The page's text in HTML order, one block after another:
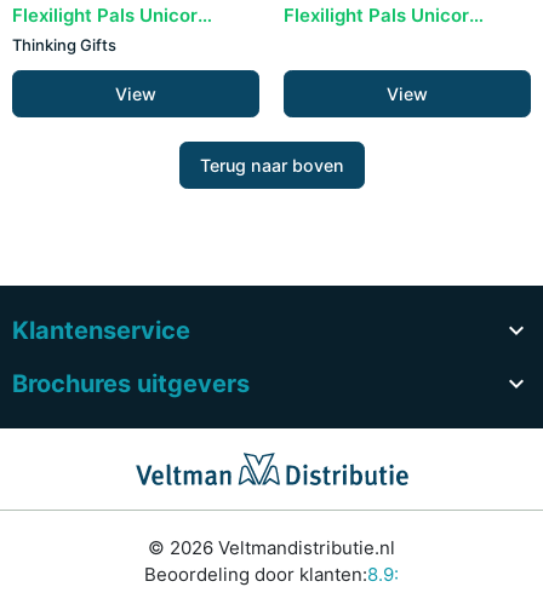
Flexilight Pals Unicorn - Yellow
Thinking Gifts
View
Flexilight Pals Unicorn - display 12 stuks (leeg)
View
Terug naar boven
Klantenservice

Brochures uitgevers

© 2026 Veltmandistributie.nl
Beoordeling door klanten:8.9: